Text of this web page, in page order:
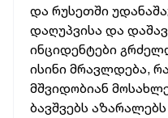
და რუსეთში
დაღუპვისა და
ინციდენტები
ისინი მრავლდება,
მშვიდობიან
ბავშვებს